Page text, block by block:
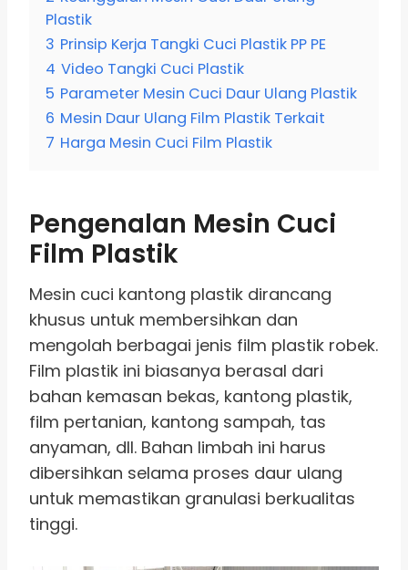
Plastik
3 Prinsip Kerja Tangki Cuci Plastik PP PE
4 Video Tangki Cuci Plastik
5 Parameter Mesin Cuci Daur Ulang Plastik
6 Mesin Daur Ulang Film Plastik Terkait
7 Harga Mesin Cuci Film Plastik
Pengenalan Mesin Cuci
Film Plastik
Mesin cuci kantong plastik dirancang
khusus untuk membersihkan dan
mengolah berbagai jenis film plastik robek.
Film plastik ini biasanya berasal dari
bahan kemasan bekas, kantong plastik,
film pertanian, kantong sampah, tas
anyaman, dll. Bahan limbah ini harus
dibersihkan selama proses daur ulang
untuk memastikan granulasi berkualitas
tinggi.